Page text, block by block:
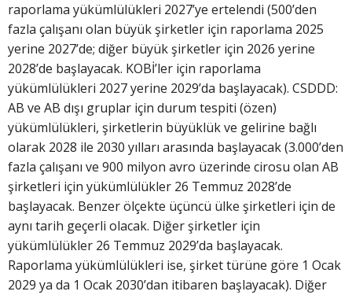
raporlama yükümlülükleri 2027’ye ertelendi (500’den
fazla çalışanı olan büyük şirketler için raporlama 2025
yerine 2027’de; diğer büyük şirketler için 2026 yerine
2028’de başlayacak. KOBİ’ler için raporlama
yükümlülükleri 2027 yerine 2029’da başlayacak). CSDDD:
AB ve AB dışı gruplar için durum tespiti (özen)
yükümlülükleri, şirketlerin büyüklük ve gelirine bağlı
olarak 2028 ile 2030 yılları arasında başlayacak (3.000’den
fazla çalışanı ve 900 milyon avro üzerinde cirosu olan AB
şirketleri için yükümlülükler 26 Temmuz 2028’de
başlayacak. Benzer ölçekte üçüncü ülke şirketleri için de
aynı tarih geçerli olacak. Diğer şirketler için
yükümlülükler 26 Temmuz 2029’da başlayacak.
Raporlama yükümlülükleri ise, şirket türüne göre 1 Ocak
2029 ya da 1 Ocak 2030’dan itibaren başlayacak). Diğer